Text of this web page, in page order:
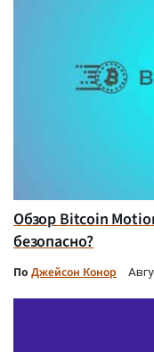
Обзор Bitcoin
безопасно?
По Джейсон Конор